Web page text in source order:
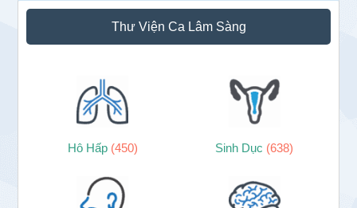
Sidebar
chính
Thư Viện Ca Lâm Sàng
Hô Hấp (450) Sinh Dục (638)